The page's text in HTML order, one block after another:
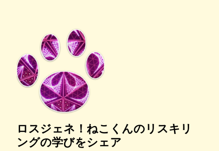
ロスジェネ！ねこくんのリスキリ
ングの学びをシェア